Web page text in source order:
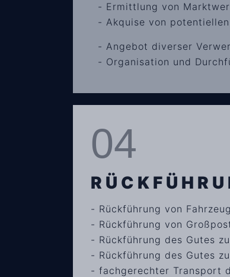
- Ermittlung von
- Akquise von
- Angebot diverser
- Organisation und
04
- Rückführung von
- Rückführung von
- Rückführung des Gutes
- Rückführung des Gutes
- fachgerechter Transport